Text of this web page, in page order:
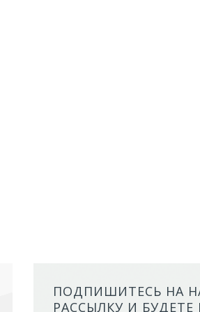
ЛОТОК ALTA
ПОДПИШИТЕСЬ НА
РАССЫЛКУ И БУДЕТЕ